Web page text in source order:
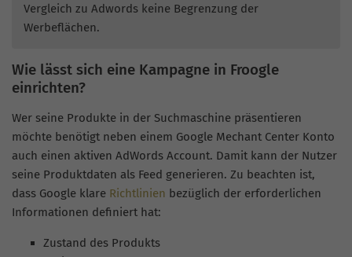
Vergleich zu Adwords keine Begrenzung der
Werbeflächen.
Wie lässt sich eine Kampagne in Froogle
einrichten?
Wer seine Produkte in der Suchmaschine präsentieren
möchte benötigt neben einem Google Mechant Center Konto
auch einen aktiven AdWords Account. Damit kann der Nutzer
seine Produktdaten als Feed generieren. Zu beachten ist,
dass Google klare Richtlinien bezüglich der erforderlichen
Informationen definiert hat:
Zustand des Produkts